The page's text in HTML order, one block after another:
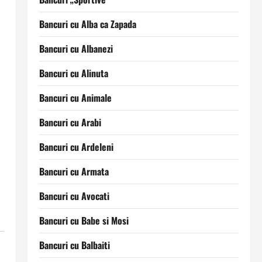
Bancuri cu Alba ca Zapada
Bancuri cu Albanezi
Bancuri cu Alinuta
Bancuri cu Animale
Bancuri cu Arabi
Bancuri cu Ardeleni
Bancuri cu Armata
Bancuri cu Avocati
Bancuri cu Babe si Mosi
Bancuri cu Balbaiti